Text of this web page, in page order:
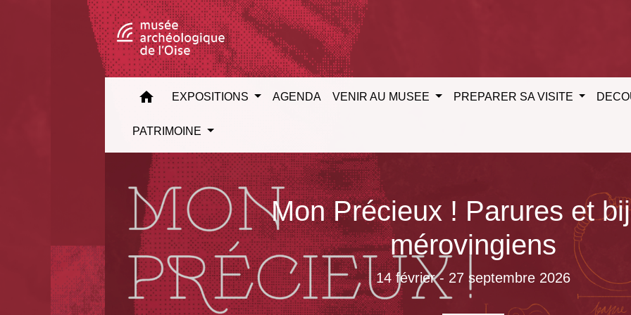
home EXPOSITIONS AGENDA VENIR AU MUSEE PREPARER SA VISITE
PATRIMOINE
Mon Précieux ! Parures et
mérovingiens
14 février - 27 septembre 2026